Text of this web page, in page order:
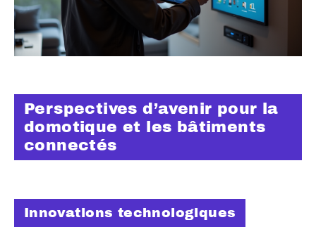
Perspectives d’avenir pour la
domotique et les bâtiments
connectés
Innovations technologiques